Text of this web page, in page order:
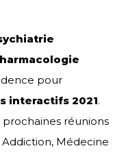
pour
interactifs 2021.
réunions
Médecine